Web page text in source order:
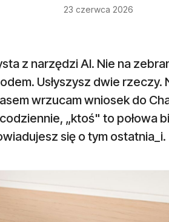
23 czerwca 2026
z narzędzi AI. Nie na
Usłyszysz dwie rzeczy.
wrzucam wniosek do
„ktoś" to połowa
się o tym ostatnia_i.